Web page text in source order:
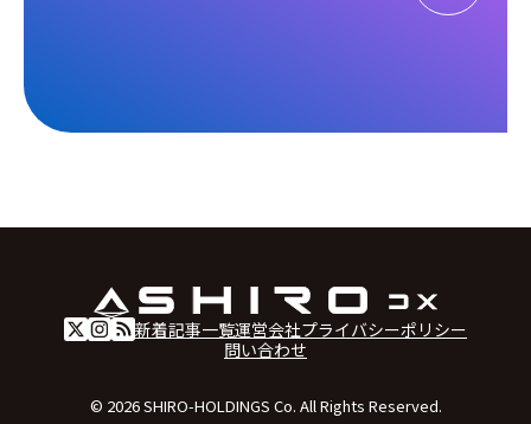
新着記事一覧運営会社プライバシーポリシー
問い合わせ
© 2026 SHIRO-HOLDINGS Co. All Rights Reserved.